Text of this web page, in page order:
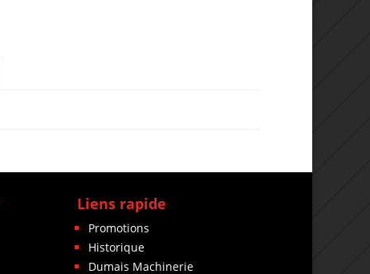
Liens rapide
Promotions
Historique
Dumais Machinerie